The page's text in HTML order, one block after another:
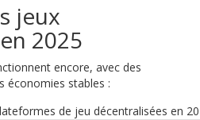
jeux
2025
encore, avec des
économies stables :
de jeu décentralisées en